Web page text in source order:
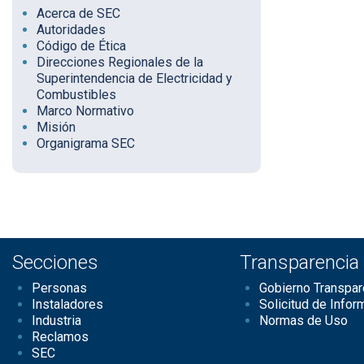
Acerca de SEC
Autoridades
Código de Ética
Direcciones Regionales de la
Superintendencia de Electricidad y
Combustibles
Marco Normativo
Misión
Organigrama SEC
Secciones
Personas
Instaladores
Industria
Reclamos
SEC
Transparencia
Gobierno
Solicitud de
Normas de Uso